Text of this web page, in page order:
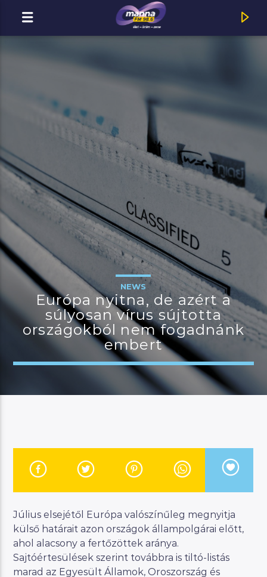
MOST ADÁSBAN
MannaFM
Jota : Áldom
JELENLEGI MŰSOR
MAGYAR ZENEI ÓRA
24:00
Manna FM
NEWS
Európa nyitna, de azért a
súlyosan vírus sújtotta
országokból nem fogadnánk
embert
Július elsejétől Európa valószínűleg megnyitja
külső határait azon országok állampolgárai előtt,
ahol alacsony a fertőzöttek aránya.
Sajtóértesülések szerint továbbra is tiltó-listás
marad az Egyesült Államok, Oroszország és